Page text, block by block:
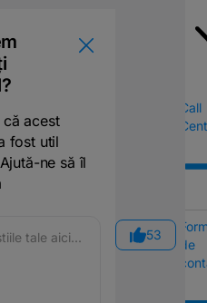
Call
de
acest
fost util
ne să îl
53